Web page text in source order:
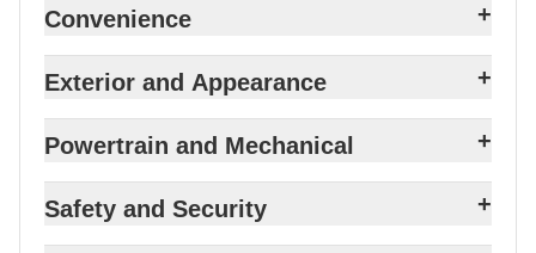
Convenience +
Exterior and Appearance +
Powertrain and Mechanical +
Safety and Security +